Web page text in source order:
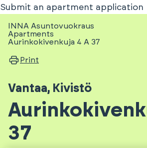
Submit an apartment application
INNA Asuntovuokraus
Apartments
Aurinkokivenkuja 4 A 37
Print
Vantaa, Kivistö
37